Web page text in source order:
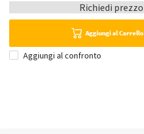
Richiedi prezzo
Aggiungi al Carrello
Aggiungi al confronto